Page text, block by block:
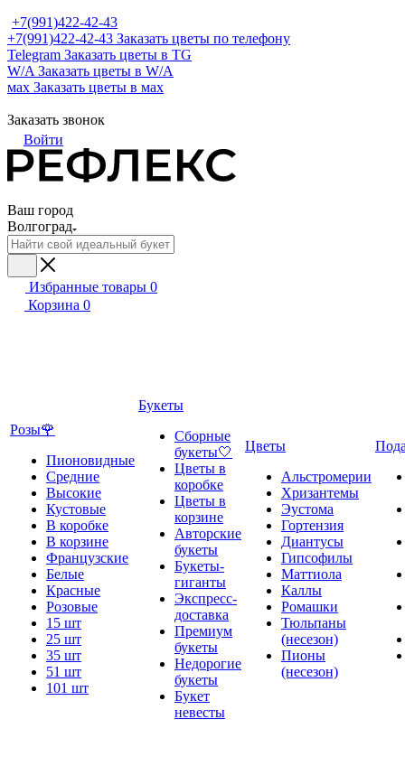
+7(991)422-42-43
+7(991)422-42-43 Заказать цветы по телефону
Telegram Заказать цветы в TG
W/A Заказать цветы в W/A
мах Заказать цветы в мах
Заказать звонок
Войти
Ваш город
Волгоград
Избранные товары 0
Корзина 0
Розы🌹
Пионовидные
Средние
Высокие
Кустовые
В коробке
В корзине
Французские
Белые
Красные
Розовые
15 шт
25 шт
35 шт
51 шт
101 шт
Букеты
Сборные
букеты🤍
Цветы в
коробке
Цветы в
корзине
Авторские
букеты
Букеты-
гиганты
Экспресс-
доставка
Премиум
букеты
Недорогие
букеты
Букет
невесты
Цветы
Альстромерии
Хризантемы
Эустома
Гортензия
Диантусы
Гипсофилы
Маттиола
Каллы
Ромашки
Тюльпаны
(несезон)
Пионы
(несезон)